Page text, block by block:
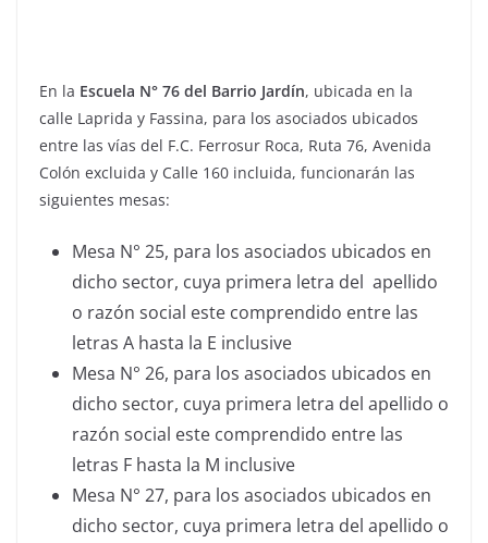
En la Escuela N° 76 del Barrio Jardín, ubicada en la
calle Laprida y Fassina, para los asociados ubicados
entre las vías del F.C. Ferrosur Roca, Ruta 76, Avenida
Colón excluida y Calle 160 incluida, funcionarán las
siguientes mesas:
Mesa N° 25, para los asociados ubicados en
dicho sector, cuya primera letra del apellido
o razón social este comprendido entre las
letras A hasta la E inclusive
Mesa N° 26, para los asociados ubicados en
dicho sector, cuya primera letra del apellido o
razón social este comprendido entre las
letras F hasta la M inclusive
Mesa N° 27, para los asociados ubicados en
dicho sector, cuya primera letra del apellido o